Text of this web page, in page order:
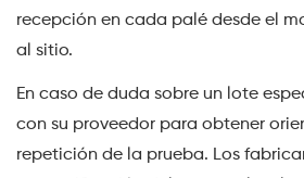
recepción en cada palé desde el
al sitio.
En caso de duda sobre un lote
con su proveedor para obtener
repetición de la prueba. Los